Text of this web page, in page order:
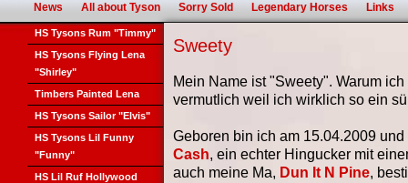
News All about Tyson Sorry Sold Legendary Horses Links
HS Tysons Rum "Timmy"
HS Tysons Flying Lena
"Shirley"
Timbers Painted Lena
HS Tysons Sailor "Elvis"
HS Tysons Lil Funny
"Funny"
HS Lil Ruf Hollywood
Sweety
Mein Name ist "Sweety". Warum
vermutlich weil ich wirklich so ein
Geboren bin ich am 15.04.2009
Cash, ein echter Hingucker mit
auch meine Ma, Dun It N Pine,